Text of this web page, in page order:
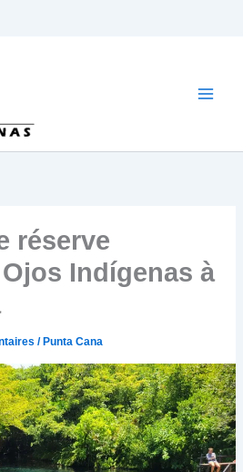
réserve
Indígenas à
/ Punta Cana